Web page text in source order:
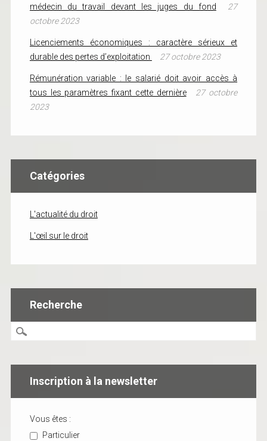
médecin du travail devant les juges du fond
27
octobre 2023
Licenciements économiques : caractère sérieux et
durable des pertes d’exploitation
27 octobre 2023
Rémunération variable : le salarié doit avoir accès à
tous les paramètres fixant cette dernière
27 octobre
2023
Catégories
L'actualité du droit
L'œil sur le droit
Recherche
Inscription à la newsletter
Vous êtes :
Particulier